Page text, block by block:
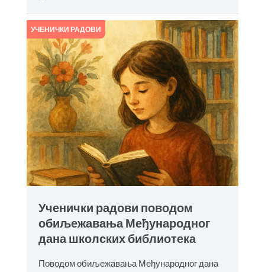
УЧЕНИЧКИ РАДОВИ
Ученички радови поводом
обиљежавања Међународног
дана школских библиотека
Поводом обиљежавања Међународног дана